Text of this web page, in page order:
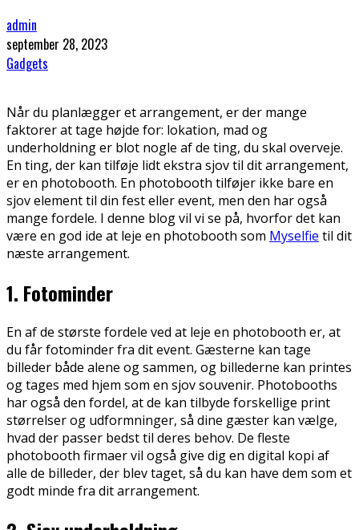
admin
september 28, 2023
Gadgets
Når du planlægger et arrangement, er der mange
faktorer at tage højde for: lokation, mad og
underholdning er blot nogle af de ting, du skal overveje.
En ting, der kan tilføje lidt ekstra sjov til dit arrangement,
er en photobooth. En photobooth tilføjer ikke bare en
sjov element til din fest eller event, men den har også
mange fordele. I denne blog vil vi se på, hvorfor det kan
være en god ide at leje en photobooth som Myselfie til dit
næste arrangement.
1. Fotominder
En af de største fordele ved at leje en photobooth er, at
du får fotominder fra dit event. Gæsterne kan tage
billeder både alene og sammen, og billederne kan printes
og tages med hjem som en sjov souvenir. Photobooths
har også den fordel, at de kan tilbyde forskellige print
størrelser og udformninger, så dine gæster kan vælge,
hvad der passer bedst til deres behov. De fleste
photobooth firmaer vil også give dig en digital kopi af
alle de billeder, der blev taget, så du kan have dem som et
godt minde fra dit arrangement.